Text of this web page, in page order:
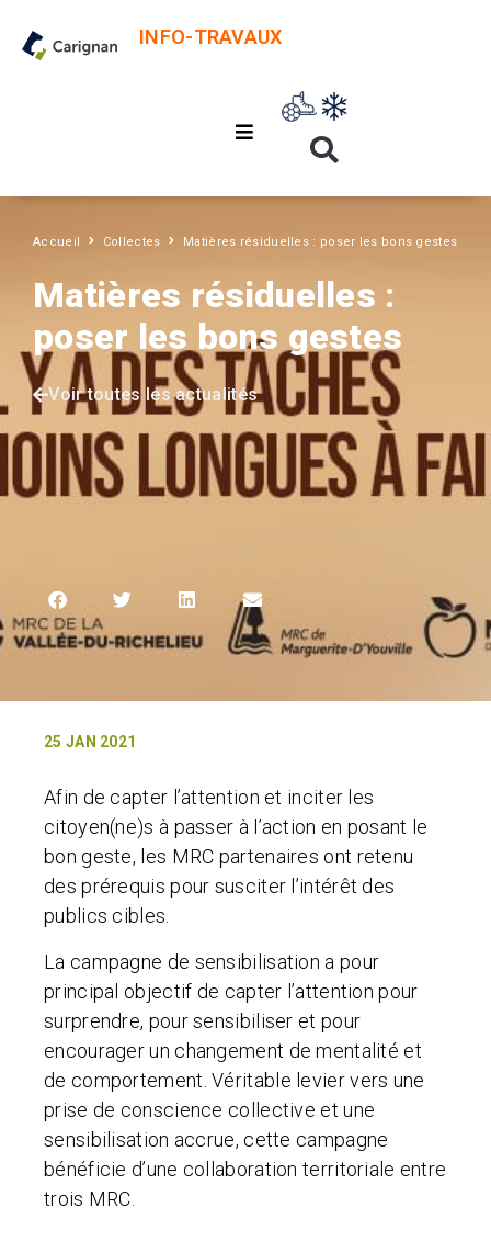
INFO-TRAVAUX
Accueil Collectes Matières résiduelles : poser les bons gestes
Matières résiduelles :
poser les bons gestes
Voir toutes les actualités
25 JAN 2021
Afin de capter l’attention et inciter les
citoyen(ne)s à passer à l’action en posant le
bon geste, les MRC partenaires ont retenu
des prérequis pour susciter l’intérêt des
publics cibles.
La campagne de sensibilisation a pour
principal objectif de capter l’attention pour
surprendre, pour sensibiliser et pour
encourager un changement de mentalité et
de comportement. Véritable levier vers une
prise de conscience collective et une
sensibilisation accrue, cette campagne
bénéficie d’une collaboration territoriale entre
trois MRC.